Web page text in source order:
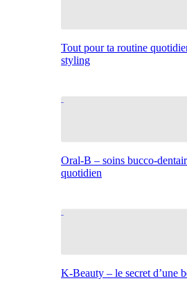
Tout pour ta routine
styling
Oral-B – soins bucco-
quotidien
K-Beauty – le secret d’une